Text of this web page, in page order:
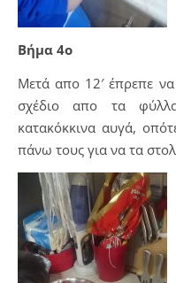
Βήμα 4ο
Μετά απο 12′ έπρεπε
σχέδιο απο τα
κατακόκκινα αυγά,
πάνω τους για να τα